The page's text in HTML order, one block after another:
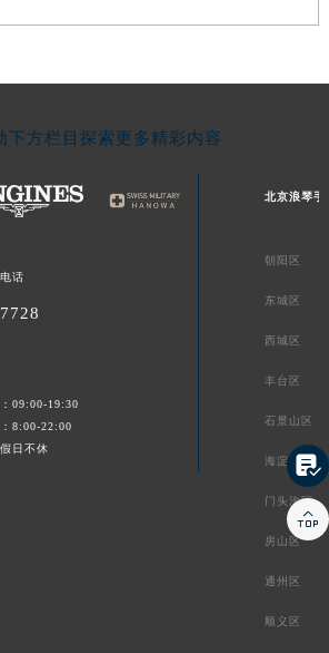
下方栏目探索更多精彩内容
话
09:00-19:30
8:00-22:00
日不休
北京浪琴手
朝阳区
东城区
西城区
丰台区
石景山区
海淀区
门头沟区
房山区
通州区
顺义区

